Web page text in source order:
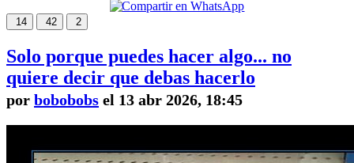
14 42 2
Solo porque puedes hacer algo... no
quiere decir que debas hacerlo
por bobobobs el 13 abr 2026, 18:45